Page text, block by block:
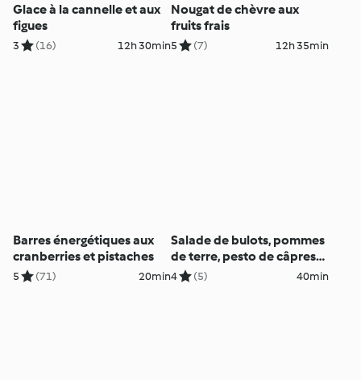
Glace à la cannelle et aux
figues
3 (16) 12h 30min
Nougat de chèvre aux
fruits frais
5 (7) 12h 35min
Barres énergétiques aux
cranberries et pistaches
5 (71) 20min
Salade de bulots, pommes
de terre, pesto de câpres
et persil
4 (5) 40min